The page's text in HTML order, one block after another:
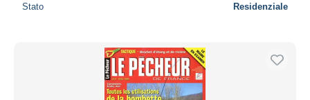
Stato Residenziale